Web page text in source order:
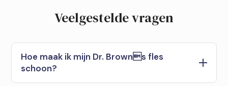
Veelgestelde vragen
Hoe maak ik mijn Dr. Browns fles
schoon?